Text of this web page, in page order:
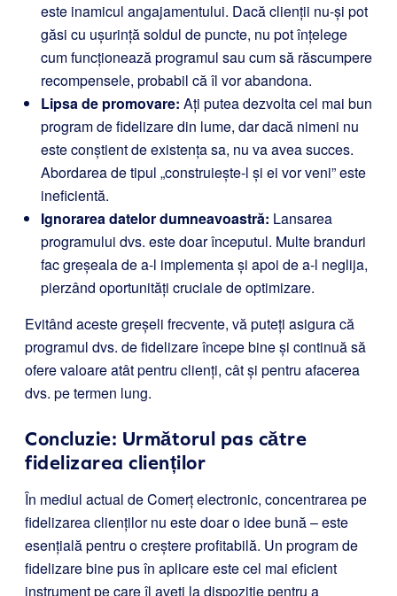
este inamicul angajamentului. Dacă clienții nu-și pot
găsi cu ușurință soldul de puncte, nu pot înțelege
cum funcționează programul sau cum să răscumpere
recompensele, probabil că îl vor abandona.
Lipsa de promovare: Ați putea dezvolta cel mai bun
program de fidelizare din lume, dar dacă nimeni nu
este conștient de existența sa, nu va avea succes.
Abordarea de tipul „construiește-l și ei vor veni” este
ineficientă.
Ignorarea datelor dumneavoastră: Lansarea
programului dvs. este doar începutul. Multe branduri
fac greșeala de a-l implementa și apoi de a-l neglija,
pierzând oportunități cruciale de optimizare.
Evitând aceste greșeli frecvente, vă puteți asigura că
programul dvs. de fidelizare începe bine și continuă să
ofere valoare atât pentru clienți, cât și pentru afacerea
dvs. pe termen lung.
Concluzie: Următorul pas către
fidelizarea clienților
În mediul actual de Comerț electronic, concentrarea pe
fidelizarea clienților nu este doar o idee bună – este
esențială pentru o creștere profitabilă. Un program de
fidelizare bine pus în aplicare este cel mai eficient
instrument pe care îl aveți la dispoziție pentru a